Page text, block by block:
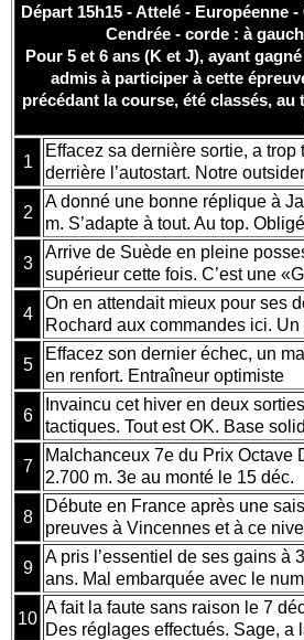
Départ 15h15 - Attelé - Européenne
Cendrée - corde : à
Pour 5 et 6 ans (K et J), ayant
admis à participer à cette
précédant la course, été classés, au
1
Effacez sa dernière sortie, a
derrière l’autostart. Notre
2
A donné une bonne réplique à
m. S’adapte à tout. Au top.
3
Arrive de Suède en pleine
supérieur cette fois. C’est une
4
On en attendait mieux pour ses
Rochard aux commandes ici. Un
5
Effacez son dernier échec, un
en renfort. Entraîneur optimiste
6
Invaincu cet hiver en deux
tactiques. Tout est OK. Base
7
Malchanceux 7e du Prix Octave
2.700 m. 3e au monté le 15 déc.
8
Débute en France après une
preuves à Vincennes et à ce
9
A pris l’essentiel de ses gains à
ans. Mal embarquée avec le
10
A fait la faute sans raison le 7
Des réglages effectués. Sage,